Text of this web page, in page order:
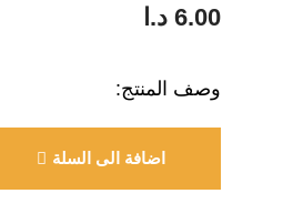
6.00 د.ا
وصف المنتج:
اضافة الى السلة